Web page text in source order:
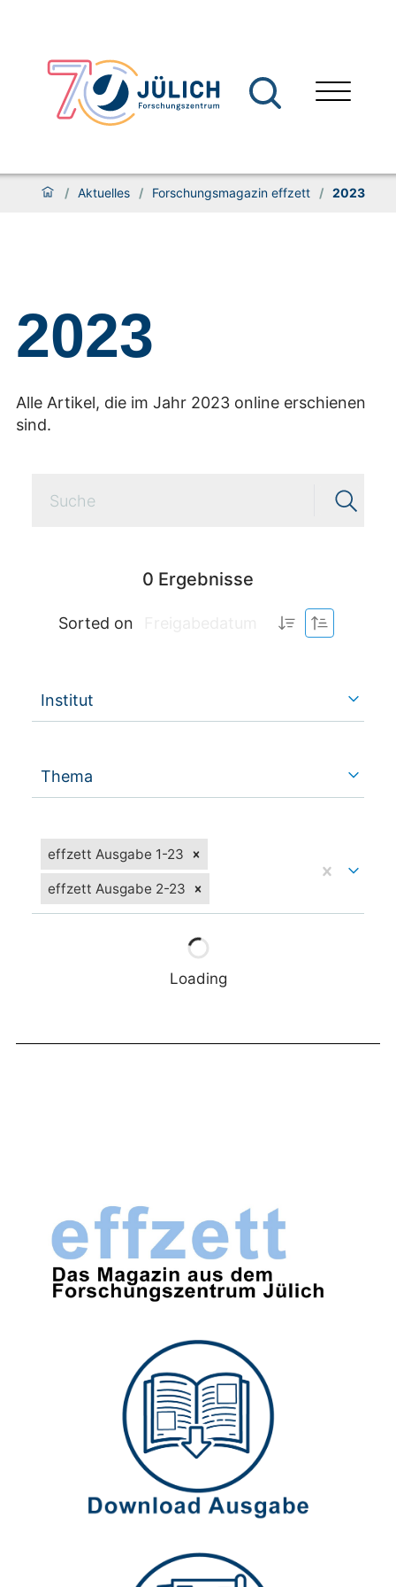
/ Aktuelles / Forschungsmagazin effzett / 2023
2023
Alle Artikel, die im Jahr 2023 online erschienen
sind.
0 Ergebnisse
Sorted on
Institut
Thema
effzett Ausgabe 1-23
effzett Ausgabe 2-23
Loading